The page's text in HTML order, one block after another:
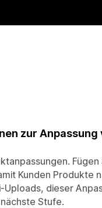
zur Anpassung
Kunden Produkte
dieser
Stufe.